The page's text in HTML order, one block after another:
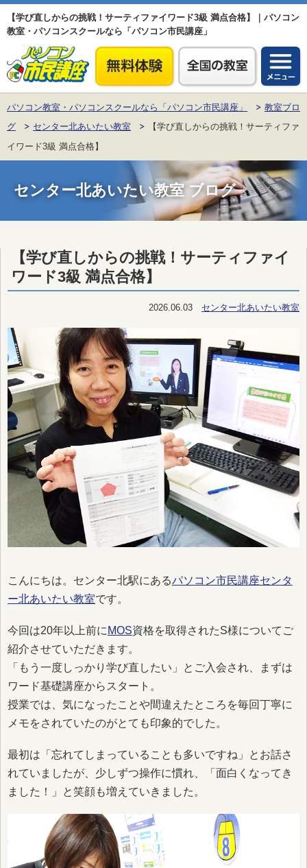
【学び直しからの挑戦！サーティファイワード3級 満点合格】｜パソコン
教室・パソコンスクールなら「パソコン市民講座」
パソコン教室・パソコンスクールなら「パソコン市民講座」
教室ブロ
グ
センター北あいたい教室
【学び直しからの挑戦！サーティファ
イワード3級 満点合格】
センター北あいたい教室 ブログ
【学び直しからの挑戦！サーティファイ
ワード3級 満点合格】
2026.06.03 センター北あいたい教室
こんにちは。センター北駅にあるパソコン市民講座センタ
ー北あいたい教室です。
今回は20年以上前に MOS資格を取得されたS様についてご
紹介させていただきます。
「もう一度しっかり学び直したい」とご入会され、まずは
ワード基礎講座からスタート。
授業では、気になったことや間違えたところを毎回丁寧に
メモをされていたのがとても印象的でした。
最初は「忘れてしまっていることも多いですね」とお話さ
れていましたが、少しずつ操作に慣れ、「面白くなってき
ました！」と笑顔も増えていきました。